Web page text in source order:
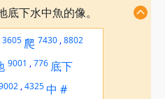
下水中魚的像。
3605 爬 7430 ,8802
9001 ,776 底下
,4325中 #